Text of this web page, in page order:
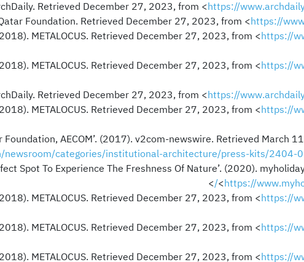
https://
https://
https://
https://
https://
https://
newsroom/categories/institutional-architecture/press-kits/2404-
Spot To Experience The Freshness Of Nature’. (2020).
<https://
>
https://
https://
https://